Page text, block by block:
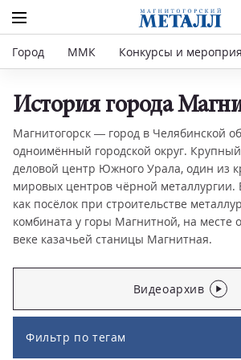
Город ММК Конкурсы и
История города
Магнитогорск — город в Челябинской
одноимённый городской округ.
деловой центр Южного Урала, один из
мировых центров чёрной металлургии.
как посёлок при строительстве
комбината у горы Магнитной, на месте
веке казачьей станицы Магнитная.
Видеоархив
Фильтр по тегам